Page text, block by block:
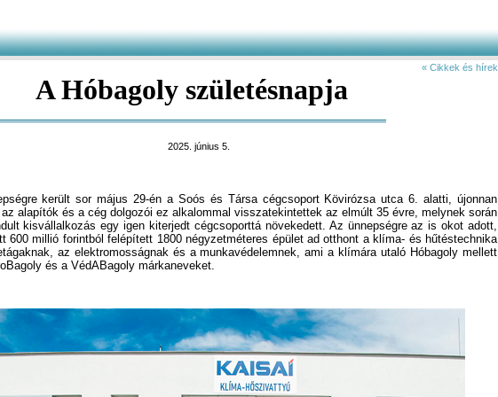
A Hóbagoly születésnapja
« Cikkek és hírek
2025. június 5.
került sor május 29-én a Soós és Társa cégcsoport Kövirózsa utca 6. alatti, újonnan
alapítók és a cég dolgozói ez alkalommal visszatekintettek az elmúlt 35 évre, melynek során
kisvállalkozás egy igen kiterjedt cégcsoporttá növekedett. Az ünnepségre az is okot adott,
600 millió forintból felépített 1800 négyzetméteres épület ad otthont a klíma- és hűtéstechnika
az elektromosságnak és a munkavédelemnek, ami a klímára utaló Hóbagoly mellett
és a VédABagoly márkaneveket.